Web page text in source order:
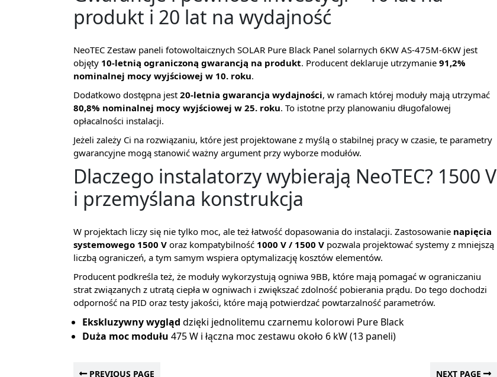
produkt i 20 lat na wydajność
NeoTEC Zestaw paneli fotowoltaicznych SOLAR Pure Black Panel solarnych 6KW AS-475M-6KW jest
objęty 10-letnią ograniczoną gwarancją na produkt. Producent deklaruje utrzymanie 91,2%
nominalnej mocy wyjściowej w 10. roku.
Dodatkowo dostępna jest 20-letnia gwarancja wydajności, w ramach której moduły mają utrzymać
80,8% nominalnej mocy wyjściowej w 25. roku. To istotne przy planowaniu długofalowej
opłacalności instalacji.
Jeżeli zależy Ci na rozwiązaniu, które jest projektowane z myślą o stabilnej pracy w czasie, te parametry
gwarancyjne mogą stanowić ważny argument przy wyborze modułów.
Dlaczego instalatorzy wybierają NeoTEC? 1500 V
i przemyślana konstrukcja
W projektach liczy się nie tylko moc, ale też łatwość dopasowania do instalacji. Zastosowanie napięcia
systemowego 1500 V oraz kompatybilność 1000 V / 1500 V pozwala projektować systemy z mniejszą
liczbą ograniczeń, a tym samym wspiera optymalizację kosztów elementów.
Producent podkreśla też, że moduły wykorzystują ogniwa 9BB, które mają pomagać w ograniczaniu
strat związanych z utratą ciepła w ogniwach i zwiększać zdolność pobierania prądu. Do tego dochodzi
odporność na PID oraz testy jakości, które mają potwierdzać powtarzalność parametrów.
Ekskluzywny wygląd dzięki jednolitemu czarnemu kolorowi Pure Black
Duża moc modułu 475 W i łączna moc zestawu około 6 kW (13 paneli)
PREVIOUS PAGE NEXT PAGE